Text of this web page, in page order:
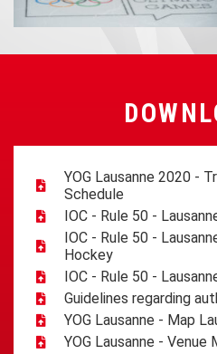
YOG Lausanne 2020 -
Schedule
IOC - Rule 50 -
IOC - Rule 50 -
Hockey
IOC - Rule 50 -
Guidelines regarding
YOG Lausanne - Map
YOG Lausanne - Venue